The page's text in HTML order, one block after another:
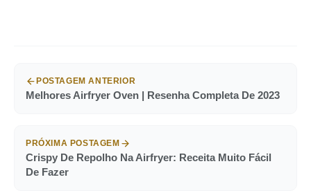
POSTAGEM ANTERIOR
Melhores Airfryer Oven | Resenha Completa De 2023
PRÓXIMA POSTAGEM
Crispy De Repolho Na Airfryer: Receita Muito Fácil
De Fazer